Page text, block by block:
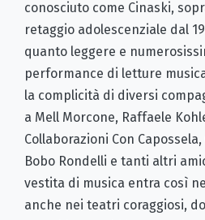
conosciuto come Cinaski,
retaggio adolescenziale dal
quanto leggere e
performance di letture
la complicità di diversi
a Mell Morcone, Raffaele
Collaborazioni Con
Bobo Rondelli e tanti altri
vestita di musica entra così
anche nei teatri coraggiosi,